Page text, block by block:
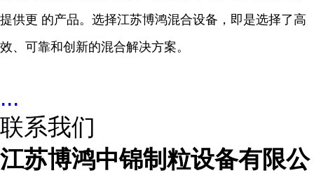
提供更 的产品。选择江苏博鸿混合设备，即是选择了高
效、可靠和创新的混合解决方案。
...
联系我们
江苏博鸿中锦制粒设备有限公